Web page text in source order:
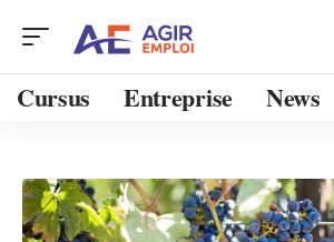
Cursus Entreprise News